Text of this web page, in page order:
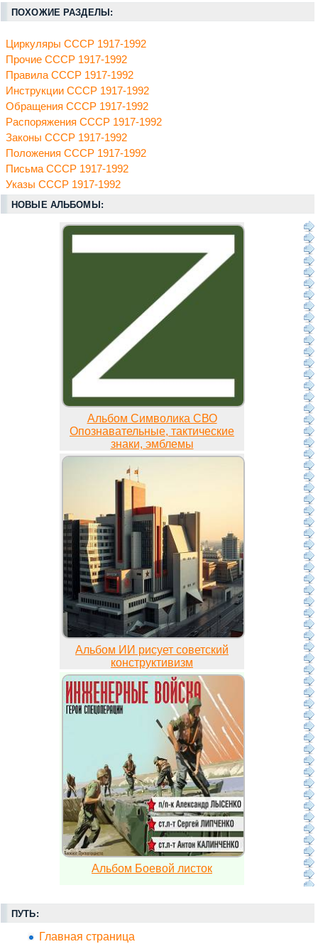
ПОХОЖИЕ РАЗДЕЛЫ:
Циркуляры СССР 1917-1992
Прочие СССР 1917-1992
Правила СССР 1917-1992
Инструкции СССР 1917-1992
Обращения СССР 1917-1992
Распоряжения СССР 1917-1992
Законы СССР 1917-1992
Положения СССР 1917-1992
Письма СССР 1917-1992
Указы СССР 1917-1992
НОВЫЕ АЛЬБОМЫ:
Альбом Символика СВО
Опознавательные, тактические
знаки, эмблемы
Альбом ИИ рисует советский
конструктивизм
Альбом Боевой листок
ПУТЬ:
Главная страница